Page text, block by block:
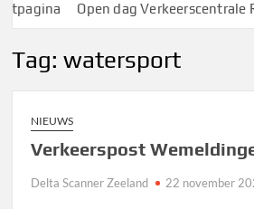
Open dag Verkeerscentrale
Tag:watersport
NIEUWS
Verkeerspost
Delta Scanner Zeeland 22 november